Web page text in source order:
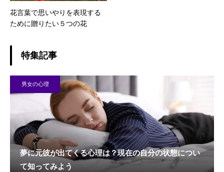
花言葉で思いやりを表現する
ために贈りたい５つの花
特集記事
男女の心理
夢に元彼が出てくる心理は？現在の自分の状態につい
て知ってみよう